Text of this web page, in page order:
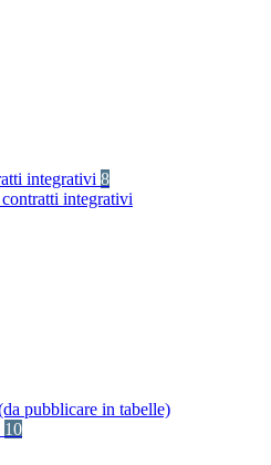
integrativi 8
integrativi
pubblicare in tabelle)
10